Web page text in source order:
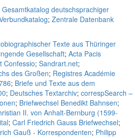
Gesamtkatalog deutschsprachiger
; Zentrale Datenbank
Texte aus Thüringer
Gesellschaft; Acta Pacis
Confessio; Sandrart.net;
des Großen; Registres Académie
; Briefe und Texte aus dem
; Deutsches Textarchiv; correspSearch –
; Briefwechsel Benedikt Bahnsen;
II. von Anhalt-Bernburg (1599-
; Carl Friedrich Gauss Briefwechsel;
Gauß - Korrespondenten; Philipp